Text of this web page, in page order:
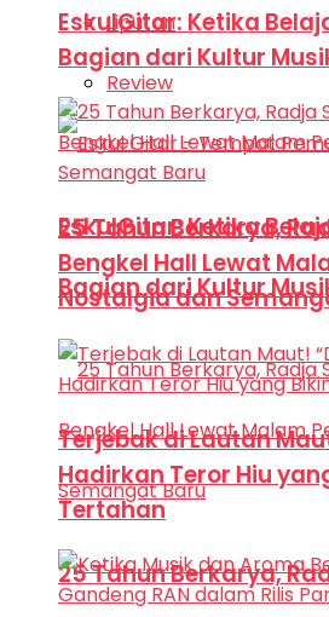
Liputan
Review
EskulGitar: Ketika
Bagian dari Kultur
25 Tahun Berkarya,
EskulGitar: Ketika
Bagian dari Kultur
25 Tahun Berkarya,
Bengkel Hall Lewat
Nostalgia dan
Terjebak di Lautan
Hadirkan Teror Hiu
Tertahan